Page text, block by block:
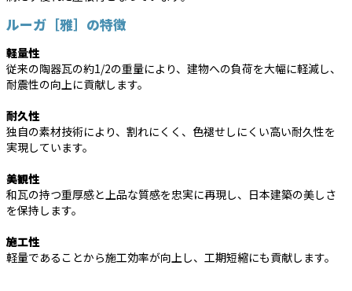
ルーガ［雅］の特徴
軽量性
従来の陶器瓦の約1/2の重量により、建物への負荷を大幅に軽減し、
耐震性の向上に貢献します。
耐久性
独自の素材技術により、割れにくく、色褪せしにくい高い耐久性を
実現しています。
美観性
和瓦の持つ重厚感と上品な質感を忠実に再現し、日本建築の美しさ
を保持します。
施工性
軽量であることから施工効率が向上し、工期短縮にも貢献します。